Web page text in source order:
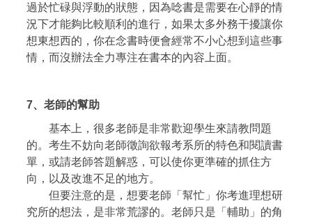
過於忙碌與浮動的狀態，因為唸書是需要在心靜的情
況下才能夠比較順利的進行，如果太多外務干擾讓你
想東想西的，你在念書時便會經常不小心想到這些事
情，而沒辦法全力專注在書本的內容上面。
7、 老師的幫助
基本上，很多老師是非常歡迎學生來請教問題
的。考生不妨向老師徵詢欲報考系所的特色和閱讀書
單，或請老師答題解惑，可以使你更準確的抓住方
向，以及改進不足的地方。
但要注意的是，想要老師「幫忙」你考進理想研
究所的想法，是非常荒謬的。老師只是「輔助」的角